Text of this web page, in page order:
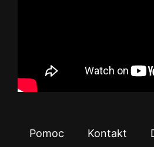
Pomoc Kontakt